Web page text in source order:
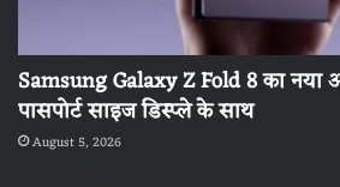
Samsung Galaxy Z Fold 8 का नया
पासपोर्ट साइज डिस्प्ले के साथ
August 5, 2026